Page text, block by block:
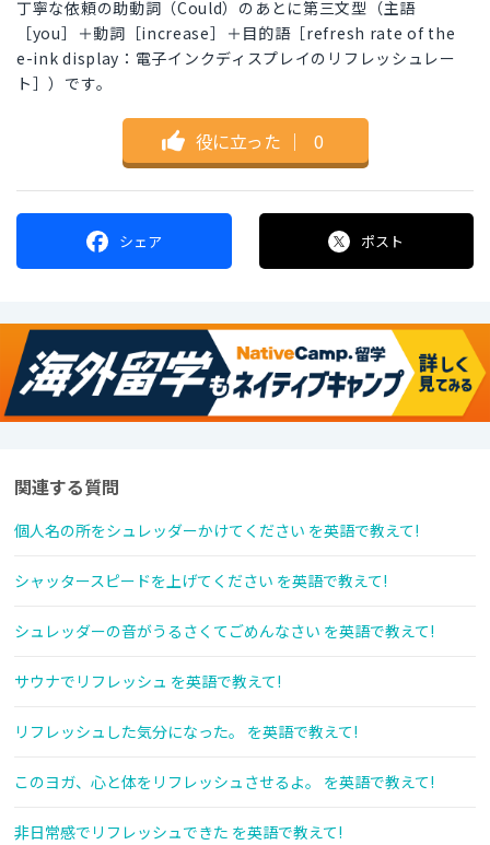
丁寧な依頼の助動詞（Could）のあとに第三文型（主語
［you］＋動詞［increase］＋目的語［refresh rate of the
e-ink display：電子インクディスプレイのリフレッシュレー
ト］）です。
役に立った ｜ 0
シェア ポスト
関連する質問
個人名の所をシュレッダーかけてください を英語で教えて!
シャッタースピードを上げてください を英語で教えて!
シュレッダーの音がうるさくてごめんなさい を英語で教えて!
サウナでリフレッシュ を英語で教えて!
リフレッシュした気分になった。 を英語で教えて!
このヨガ、心と体をリフレッシュさせるよ。 を英語で教えて!
非日常感でリフレッシュできた を英語で教えて!